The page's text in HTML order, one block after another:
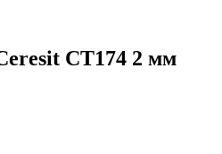
CТ174 2 мм